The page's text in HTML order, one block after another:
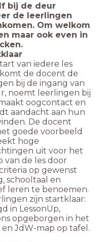
bij de deur
de leerlingen
Om welkom
maar ook even in
van iedere les
de docent de
bij de ingang van
noemt leerlingen bij
oogcontact en
aandacht aan hun
De docent
goede voorbeeld
hoge
uit voor het
van de les door
op gewenst
schooltaal en
leren te benoemen.
zijn startklaar:
in LessonUp,
opgeborgen in het
en JdW-map op tafel.